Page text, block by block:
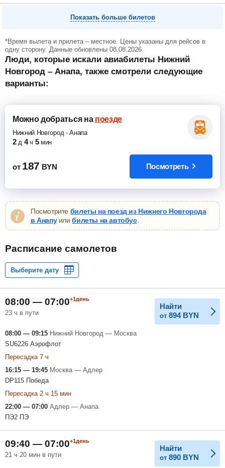
Показать больше билетов
*Время вылета и прилета – местное. Цены указаны для рейсов в
одну сторону. Данные обновлены 08.08.2026.
Люди, которые искали авиабилеты Нижний
Новгород – Анапа, также смотрели следующие
варианты:
Можно добратьсяна поезде
Нижний Новгород -Анапа
2 д 4 ч 5 мин
от 187 BYN Посмотреть
Посмотрите билеты на поезд из Нижнего Новгорода
в Анапуилибилеты на автобус.
Расписание самолетов
08:00 — 07:00+1день
23 ч в пути
Найти
от 894 BYN
08:00 — 09:15 Нижний Новгород — Москва
SU6226 Аэрофлот
Пересадка 7 ч
16:15 — 19:45 Москва — Адлер
DP115 Победа
Пересадка 2 ч 15 мин
22:00 — 07:00 Адлер — Анапа
ПЭ2 ПЭ
09:40 — 07:00+1день
21 ч 20 мин в пути
Найти
от 890 BYN